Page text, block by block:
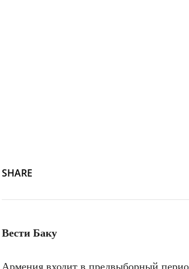
SHARE
Вести Баку
Армения входит в предвыборный